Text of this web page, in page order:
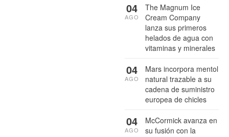
The Magnum Ice
Cream Company
lanza sus primeros
helados de agua con
vitaminas y minerales
04
AGO
Mars incorpora mentol
natural trazable a su
cadena de suministro
europea de chicles
04
AGO
McCormick avanza en
su fusión con la
04
AGO